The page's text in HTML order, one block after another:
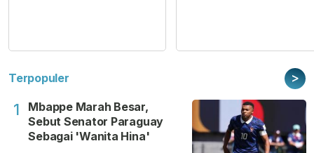
Terpopuler >
1
Mbappe Marah Besar,
Sebut Senator Paraguay
Sebagai 'Wanita Hina'